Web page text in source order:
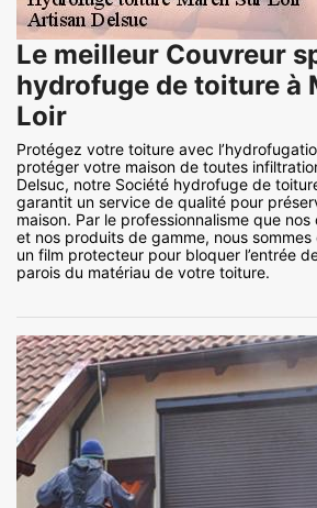
Le meilleur Couvreur
hydrofuge de toiture à
Loir
Protégez votre toiture avec
protéger votre maison de toutes
Delsuc, notre Société hydrofuge de
garantit un service de qualité pour
maison. Par le professionnalisme que
et nos produits de gamme, nous
un film protecteur pour bloquer l’entrée
parois du matériau de votre toiture.